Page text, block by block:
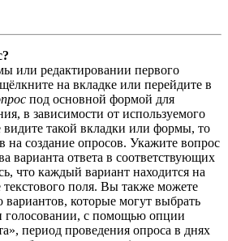
или редактировании первого
на вкладке или перейдите в
под основной формой для
в зависимости от используемого
видите такой вкладки или формы, то
на создание опросов. Укажите вопрос
варианта ответа в соответствующих
что каждый вариант находится на
текстового поля. Вы также можете
вариантов, которые могут выбрать
голосовании, с помощью опции
период проведения опроса в днях